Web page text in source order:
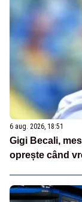
6 aug. 2026, 18:51
Gigi Becali,
oprește când